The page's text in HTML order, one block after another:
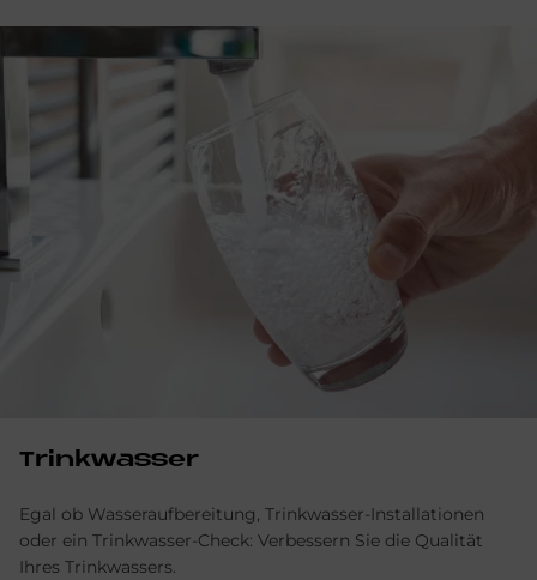
Trinkwasser
Egal ob Wasseraufbereitung, Trinkwasser-Installationen
oder ein Trinkwasser-Check: Verbessern Sie die Qualität
Ihres Trinkwassers.